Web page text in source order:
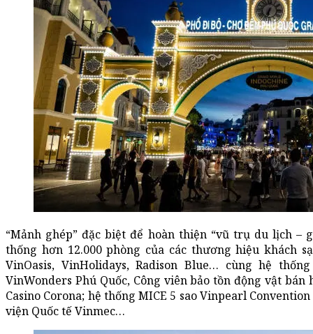
“Mảnh ghép” đặc biệt để hoàn thiện “vũ trụ du lịch –
thống hơn 12.000 phòng của các thương hiệu khách
VinOasis, VinHolidays, Radison Blue… cùng hệ
VinWonders Phú Quốc, Công viên bảo tồn động vật
Casino Corona; hệ thống MICE 5 sao Vinpearl
viện Quốc tế Vinmec…